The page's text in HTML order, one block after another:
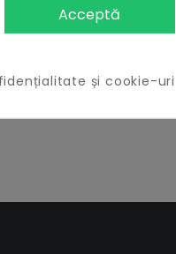
Acceptă
și cookie-uri